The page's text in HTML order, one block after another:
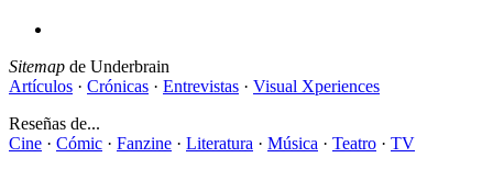
Sitemap de Underbrain
Artículos · Crónicas · Entrevistas · Visual Xperiences
Reseñas de...
Cine · Cómic · Fanzine · Literatura · Música · Teatro · TV